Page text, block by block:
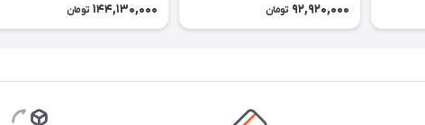
92,920,000 تومان 144,130,000 تومان